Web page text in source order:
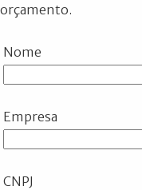
orçamento.
Nome
Empresa
CNPJ